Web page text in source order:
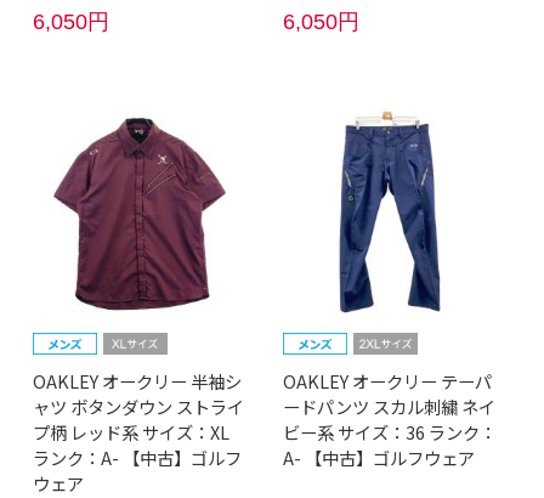
6,050円 6,050円
OAKLEY オークリー 半袖シ
ャツ ボタンダウン ストライ
プ柄 レッド系 サイズ：XL
ランク：A- 【中古】ゴルフ
ウェア
OAKLEY オークリー テーパ
ードパンツ スカル刺繍 ネイ
ビー系 サイズ：36 ランク：
A- 【中古】ゴルフウェア